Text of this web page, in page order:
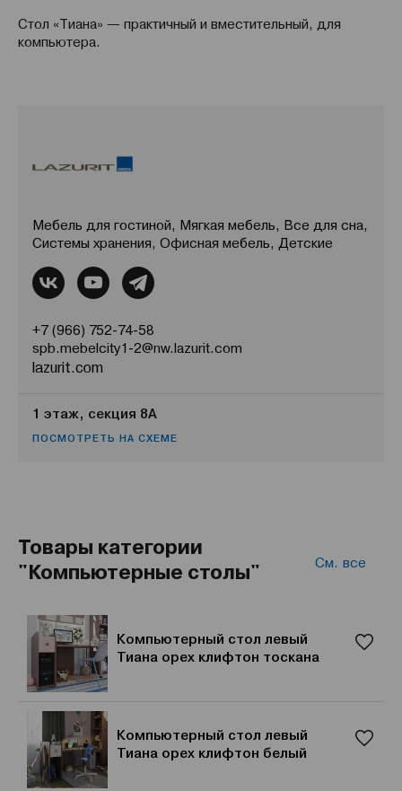
Стол «Тиана» — практичный и вместительный, для
компьютера.
Мебель для гостиной, Мягкая мебель, Все для сна,
Системы хранения, Офисная мебель, Детские
+7 (966) 752-74-58
spb.mebelcity1-2@nw.lazurit.com
lazurit.com
1 этаж, секция 8А
ПОСМОТРЕТЬ НА СХЕМЕ
Товары категории
"Компьютерные столы"
См. все
Компьютерный стол левый
Тиана орех клифтон тоскана
Компьютерный стол левый
Тиана орех клифтон белый